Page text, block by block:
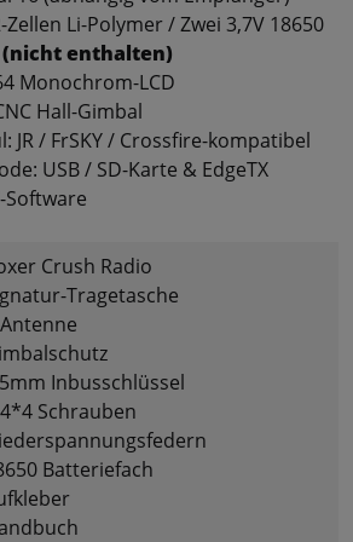
Li-Polymer / Zwei 3,7V 18650
(nicht enthalten)
Monochrom-LCD
Hall-Gimbal
JR / FrSKY / Crossfire-kompatibel
USB / SD-Karte & EdgeTX
Software
Crush Radio
Tragetasche
Inbusschlüssel
Schrauben
Batteriefach